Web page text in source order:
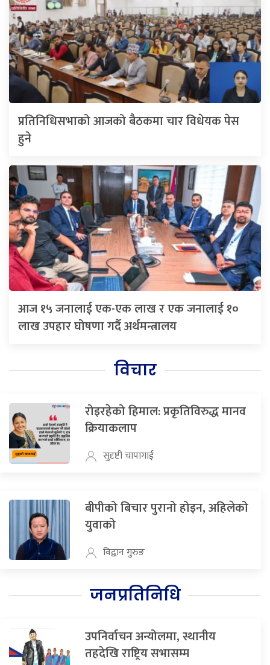
प्रतिनिधिसभाको आजको बैठकमा चार विधेयक पेस
हुने
आज १५ जनालाई एक-एक लाख र एक जनालाई १०
लाख उपहार घोषणा गर्दै अर्थमन्त्रालय
विचार
रोइरहेको हिमाल: प्रकृतिविरुद्ध मानव
क्रियाकलाप
सुदृष्टी चापागाई
बीपीको बिचार पुरानो होइन, अहिलेको
युवाको
विद्वान गुरुङ
जनप्रतिनिधि
उपनिर्वाचन अन्योलमा, स्थानीय
तहदेखि राष्ट्रिय सभासम्म